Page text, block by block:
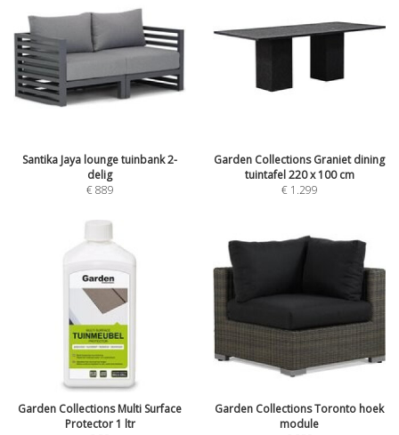
Santika Jaya lounge tuinbank 2-
delig
€889
Garden Collections Graniet dining
tuintafel 220 x 100 cm
€ 1.299
Garden Collections Multi Surface
Protector 1 ltr
Garden Collections Toronto hoek
module